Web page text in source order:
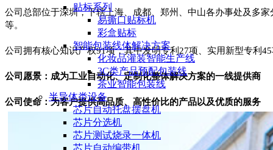
贴标系列
易撕口贴标机
彩盒贴标
智能包装线体解决方案
化妆品灌装智能生产线
3C类产品预配包装线
茶业智能包装线
半导体类设备
芯片自动托盘摆盘机
芯片分选机
芯片测试烧录一体机
芯片自动编带机
公司总部位于深圳，下辖上海、成都、郑州、中山各办事处及多
等。
公司拥有核心知识产权91项，其中发明专利27项、实用新型专利
公司愿景：成为工业自动化、定制化整体解决方案的一线提供商
公司使命：为客户提供高品质、高性价比的产品以及优质的服务